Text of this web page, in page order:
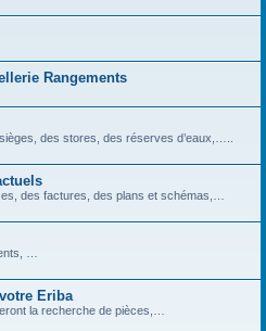
Rangements
des stores, des réserves d’eaux,…..
des factures, des plans et schémas,…
…
Eriba
la recherche de pièces,…